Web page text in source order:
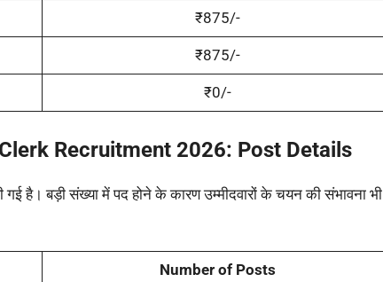
₹875/-
₹875/-
₹0/-
Recruitment 2026: Post Details
गई है। बड़ी संख्या में पद होने के कारण उम्मीदवारों के चयन की संभावना भी
Number of Posts